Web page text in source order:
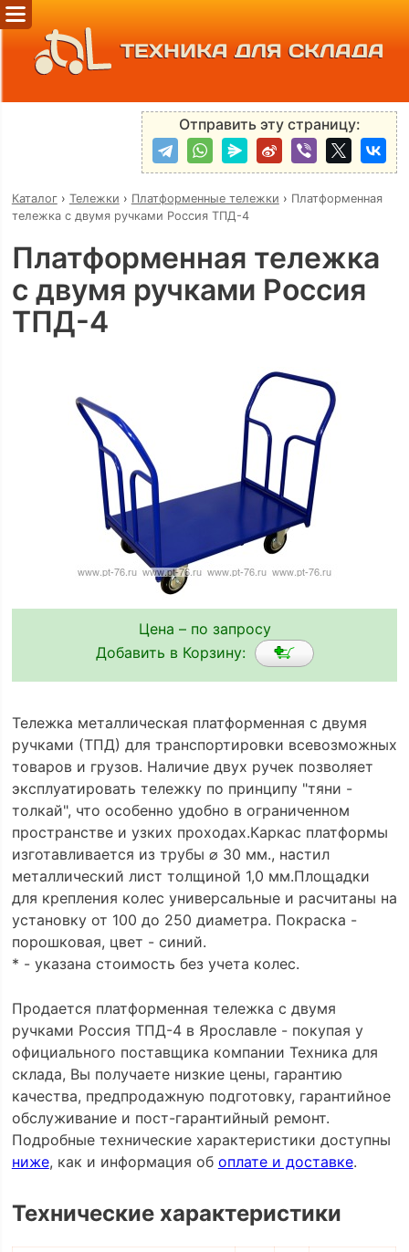
ТЕХНИКА ДЛЯ СКЛАДА
Отправить эту страницу:
Каталог› Тележки › Платформенные тележки › Платформенная
тележка с двумя ручками Россия ТПД-4
Платформенная тележка
с двумя ручками Россия
ТПД-4
Цена – по запросу
Добавить в Корзину:
Тележка металлическая платформенная с двумя
ручками (ТПД) для транспортировки всевозможных
товаров и грузов. Наличие двух ручек позволяет
эксплуатировать тележку по принципу "тяни -
толкай", что особенно удобно в ограниченном
пространстве и узких проходах.Каркас платформы
изготавливается из трубы ⌀ 30 мм., настил
металлический лист толщиной 1,0 мм.Площадки
для крепления колес универсальные и расчитаны на
установку от 100 до 250 диаметра. Покраска -
порошковая, цвет - синий.
* - указана стоимость без учета колес.
Продается платформенная тележка с двумя
ручками Россия ТПД-4 в Ярославле - покупая у
официального поставщика компании Техника для
склада, Вы получаете низкие цены, гарантию
качества, предпродажную подготовку, гарантийное
обслуживание и пост-гарантийный ремонт.
Подробные технические характеристики доступны
ниже, как и информация об оплате и доставке.
Технические характеристики